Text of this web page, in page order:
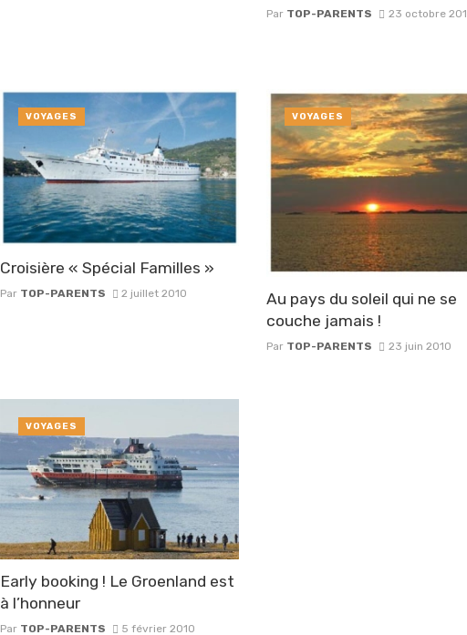
Par TOP-PARENTS 23 octobre
Croisière « Spécial Familles »
Par TOP-PARENTS 2 juillet 2010
VOYAGES
Au pays du soleil qui ne se
couche jamais !
Par TOP-PARENTS 23 juin 2010
VOYAGES
Early booking ! Le Groenland est
à l’honneur
Par TOP-PARENTS 5 février 2010
VOYAGES